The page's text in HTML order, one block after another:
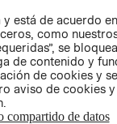
y está de acuerdo
como
se
de contenido y
de cookies y
aviso de cookies
compartido de datos